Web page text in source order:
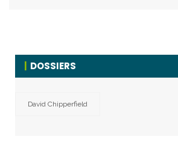
DOSSIERS
David Chipperfield